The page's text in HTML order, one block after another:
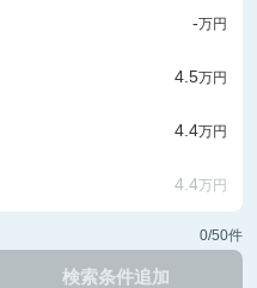
-万円
4.5万円
4.4万円
4.4万円
0/50件
検索条件追加